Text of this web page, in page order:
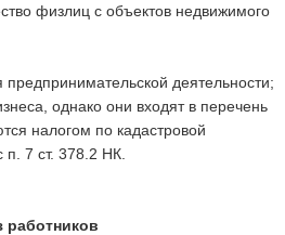
физлиц с объектов недвижимого
предпринимательской деятельности;
однако они входят в перечень
налогом по кадастровой
п. 7 ст. 378.2 НК.
работников